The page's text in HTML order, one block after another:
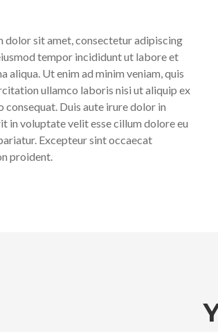
dolor sit amet, consectetur adipiscing
tempor incididunt ut labore et
aliqua. Ut enim ad minim veniam, quis
ullamco laboris nisi ut aliquip ex
consequat. Duis aute irure dolor in
in voluptate velit esse cillum dolore eu
Excepteur sint occaecat
proident.